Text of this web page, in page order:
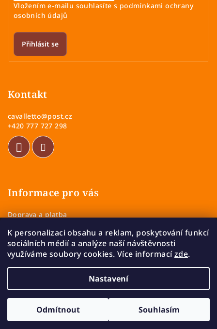
K personalizaci obsahu a reklam, poskytování funkcí
sociálních médií a analýze naší návštěvnosti
využíváme soubory cookies. Více informacízde.
Nastavení
Odmítnout Souhlasím
Vložením e-mailu souhlasíte s podmínkami ochrany
osobních údajů
Přihlásit se
Kontakt
cavalletto@post.cz
+420 777 727 298
Informace pro vás
Doprava a platba
Zásady ochrany osobních údajů
Vrácení a výměna zboží
Upravit nastavení cookies
Vytvořil Shoptet